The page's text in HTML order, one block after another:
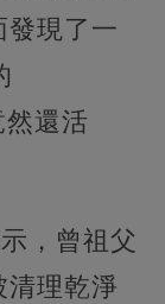
發現了一
還活
，曾祖父
清理乾淨